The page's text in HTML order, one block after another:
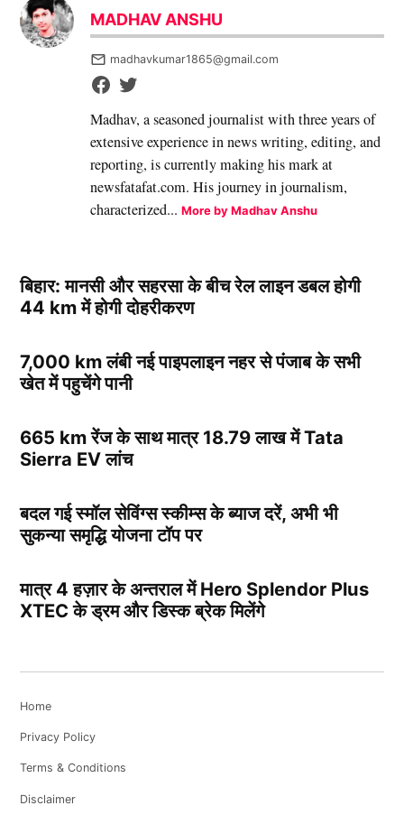
MADHAV ANSHU
madhavkumar1865@gmail.com
Madhav, a seasoned journalist with three years of
extensive experience in news writing, editing, and
reporting, is currently making his mark at
newsfatafat.com. His journey in journalism,
characterized...More by Madhav Anshu
बिहार: मानसी और सहरसा के बीच रेल लाइन डबल होगी
44 km में होगी दोहरीकरण
7,000 km लंबी नई पाइपलाइन नहर से पंजाब के सभी
खेत में पहुचेंगे पानी
665 km रेंज के साथ मात्र 18.79 लाख में Tata
Sierra EV लांच
बदल गई स्मॉल सेविंग्स स्कीम्स के ब्याज दरें, अभी भी
सुकन्या समृद्धि योजना टॉप पर
मात्र 4 हज़ार के अन्तराल में Hero Splendor Plus
XTEC के ड्रम और डिस्क ब्रेक मिलेंगे
Home
Privacy Policy
Terms & Conditions
Disclaimer